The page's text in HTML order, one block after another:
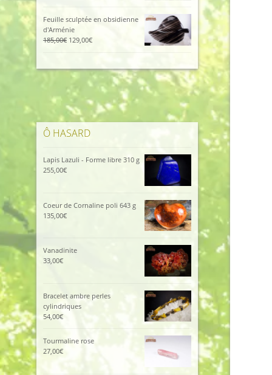
était :
115,00€.
est :
Feuille sculptée en obsidienne
d'Arménie
185,00€ Le
était :
185,00€.
129,00€Le
est :
129,00€.
Ô HASARD
Lapis Lazuli - Forme libre 310 g
255,00€
Coeur de Cornaline poli 643 g
135,00€
Vanadinite
33,00€
Bracelet ambre perles
cylindriques
54,00€
Tourmaline rose
27,00€